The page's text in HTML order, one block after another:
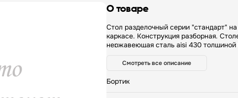
О товаре
Стол разделочный серии "стандарт"
каркасе. Конструкция разборная.
нержавеющая сталь aisi 430
нержавеющая сталь толщиной 0,8 мм.
Смотреть все описание
Бортик